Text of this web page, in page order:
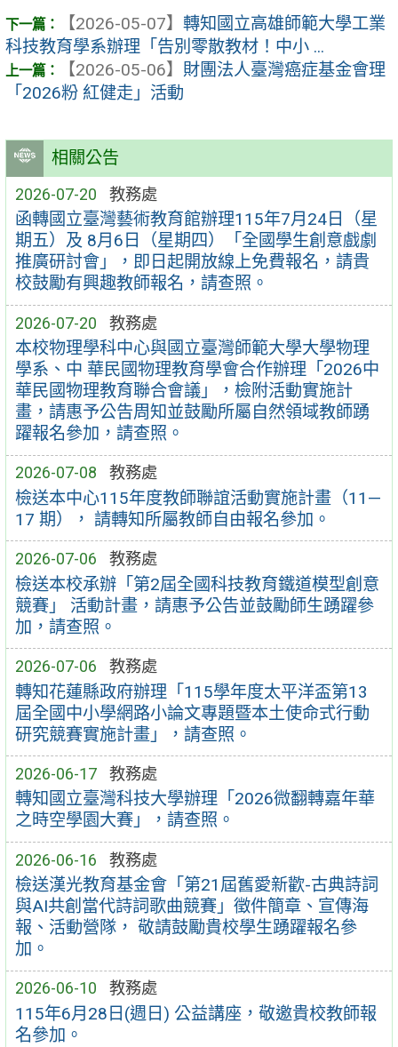
相關公告
2026-07-20 教務處
函轉國立臺灣藝術教育館辦理115年7月24日（星
期五）及 8月6日（星期四）「全國學生創意戲劇
推廣研討會」，即日起開放線上免費報名，請貴
校鼓勵有興趣教師報名，請查照。
2026-07-20 教務處
本校物理學科中心與國立臺灣師範大學大學物理
學系、中 華民國物理教育學會合作辦理「2026中
華民國物理教育聯合會議」，檢附活動實施計
畫，請惠予公告周知並鼓勵所屬自然領域教師踴
躍報名參加，請查照。
2026-07-08 教務處
檢送本中心115年度教師聯誼活動實施計畫（11—
17 期）， 請轉知所屬教師自由報名參加。
2026-07-06 教務處
檢送本校承辦「第2屆全國科技教育鐵道模型創意
競賽」 活動計畫，請惠予公告並鼓勵師生踴躍參
加，請查照。
2026-07-06 教務處
轉知花蓮縣政府辦理「115學年度太平洋盃第13
屆全國中小學網路小論文專題暨本土使命式行動
研究競賽實施計畫」，請查照。
2026-06-17 教務處
轉知國立臺灣科技大學辦理「2026微翻轉嘉年華
之時空學園大賽」，請查照。
2026-06-16 教務處
檢送漢光教育基金會「第21屆舊愛新歡-古典詩詞
與AI共創當代詩詞歌曲競賽」徵件簡章、宣傳海
報、活動營隊， 敬請鼓勵貴校學生踴躍報名參
加。
2026-06-10 教務處
115年6月28日(週日) 公益講座，敬邀貴校教師報
名參加。
【2026-05-07】 轉知國立高雄師範大學工業
科技教育學系辦理「告別零散教材！中小 ...
【2026-05-06】 財團法人臺灣癌症基金會理
「2026粉 紅健走」活動